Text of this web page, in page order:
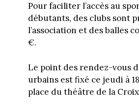
Pour faciliter l’accès au
débutants, des clubs sont
l’association et des balles
€.
Le point des rendez-vous
urbains est fixé ce jeudi à
place du théâtre de la